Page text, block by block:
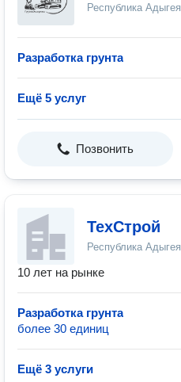
Республика Адыгея
Разработка грунта
Ещё 5 услуг
Позвонить
ТехСтрой
Республика Адыгея
10 лет на рынке
Разработка грунта
более 30 единиц
Ещё 3 услуги